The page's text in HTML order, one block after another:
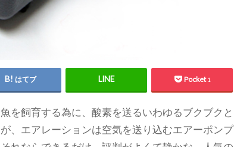
はてブ Pocket 1
を飼育する為に、酸素を送るいわゆるブクブクと
、エアレーションは空気を送り込むエアーポンプ